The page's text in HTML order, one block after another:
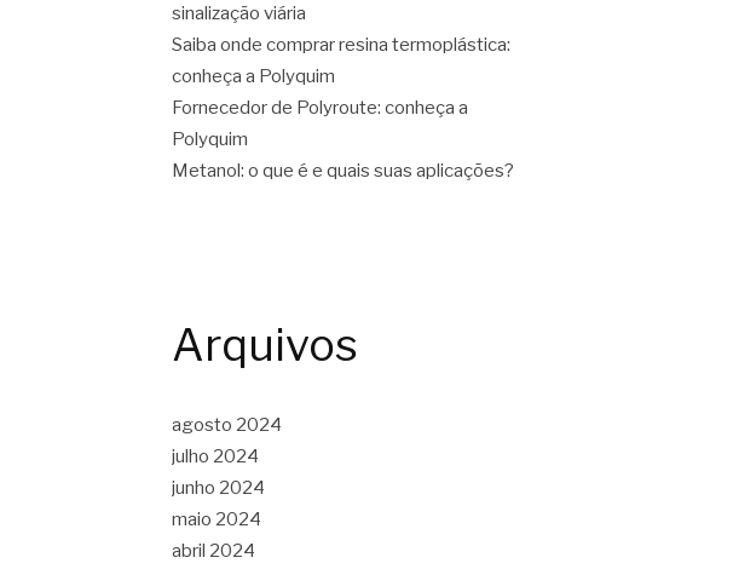
sinalização viária
Saiba onde comprar resina termoplástica:
conheça a Polyquim
Fornecedor de Polyroute: conheça a
Polyquim
Metanol: o que é e quais suas aplicações?
Arquivos
agosto 2024
julho 2024
junho 2024
maio 2024
abril 2024